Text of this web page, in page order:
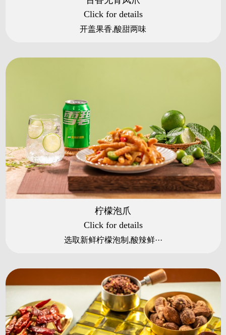
Click for details
开盖果香,酸甜两味
柠檬泡爪
Click for details
选取新鲜柠檬泡制,酸辣鲜···